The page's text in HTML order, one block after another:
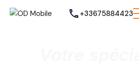
+33675884423